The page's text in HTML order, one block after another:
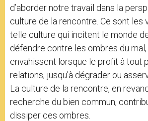
d’aborder notre travail dans la
culture de la rencontre. Ce sont les
telle culture qui incitent le monde
défendre contre les ombres du mal,
envahissent lorsque le profit à tout
relations, jusqu’à dégrader ou
La culture de la rencontre, en
recherche du bien commun,
dissiper ces ombres.